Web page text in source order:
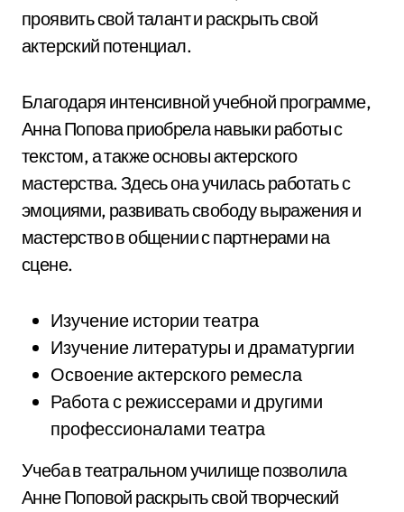
проявить свой талант и раскрыть свой
актерский потенциал.
Благодаря интенсивной учебной программе,
Анна Попова приобрела навыки работы с
текстом, а также основы актерского
мастерства. Здесь она училась работать с
эмоциями, развивать свободу выражения и
мастерство в общении с партнерами на
сцене.
Изучение истории театра
Изучение литературы и драматургии
Освоение актерского ремесла
Работа с режиссерами и другими
профессионалами театра
Учеба в театральном училище позволила
Анне Поповой раскрыть свой творческий